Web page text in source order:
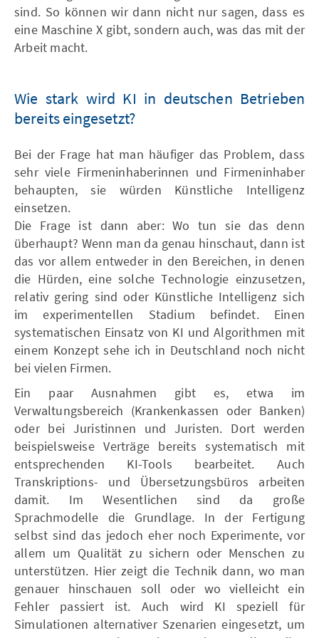
sind. So können wir dann nicht nur sagen, dass es
eine Maschine X gibt, sondern auch, was das mit der
Arbeit macht.
Wie stark wird KI in deutschen Betrieben
bereits eingesetzt?
Bei der Frage hat man häufiger das Problem, dass
sehr viele Firmeninhaberinnen und Firmeninhaber
behaupten, sie würden Künstliche Intelligenz
einsetzen.
Die Frage ist dann aber: Wo tun sie das denn
überhaupt? Wenn man da genau hinschaut, dann ist
das vor allem entweder in den Bereichen, in denen
die Hürden, eine solche Technologie einzusetzen,
relativ gering sind oder Künstliche Intelligenz sich
im experimentellen Stadium befindet. Einen
systematischen Einsatz von KI und Algorithmen mit
einem Konzept sehe ich in Deutschland noch nicht
bei vielen Firmen.
Ein paar Ausnahmen gibt es, etwa im
Verwaltungsbereich (Krankenkassen oder Banken)
oder bei Juristinnen und Juristen. Dort werden
beispielsweise Verträge bereits systematisch mit
entsprechenden KI-Tools bearbeitet. Auch
Transkriptions- und Übersetzungsbüros arbeiten
damit. Im Wesentlichen sind da große
Sprachmodelle die Grundlage. In der Fertigung
selbst sind das jedoch eher noch Experimente, vor
allem um Qualität zu sichern oder Menschen zu
unterstützen. Hier zeigt die Technik dann, wo man
genauer hinschauen soll oder wo vielleicht ein
Fehler passiert ist. Auch wird KI speziell für
Simulationen alternativer Szenarien eingesetzt, um